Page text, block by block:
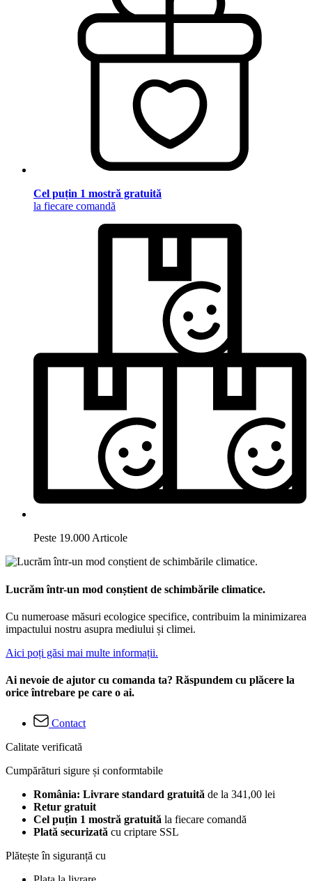
Cel puțin 1 mostră gratuită
la fiecare comandă
Peste 19.000 Articole
Lucrăm într-un mod conștient de schimbările climatice.
Cu numeroase măsuri ecologice specifice, contribuim la minimizarea
impactului nostru asupra mediului și climei.
Aici poți găsi mai multe informații.
Ai nevoie de ajutor cu comanda ta? Răspundem cu plăcere la
orice întrebare pe care o ai.
Contact
Calitate verificată
Cumpărături sigure și conformtabile
România: Livrare standard gratuită de la 341,00 lei
Retur gratuit
Cel puțin 1 mostră gratuită la fiecare comandă
Plată securizată cu criptare SSL
Plătește în siguranță cu